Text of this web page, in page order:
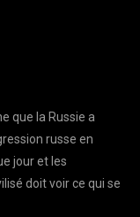
que la Russie a
russe en
jour et les
doit voir ce qui se